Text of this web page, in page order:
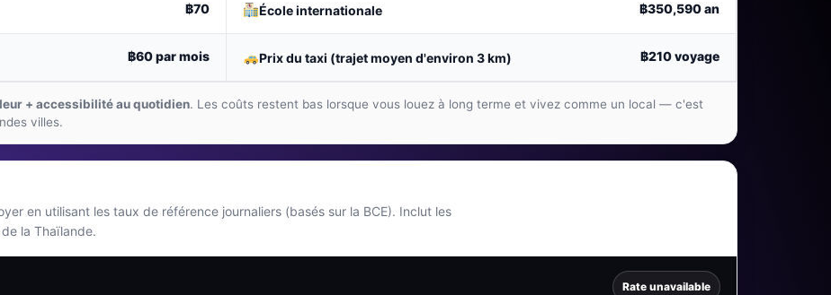
฿70
฿60par mois
École internationale ฿350,590an
Prix du taxi (trajet moyen d'environ 3 km) ฿210voyage
+ accessibilité au quotidien. Les coûts restent bas lorsque vous louez à long terme et vivez comme un local — c'est
villes.
en utilisant les taux de référence journaliers (basés sur la BCE). Inclut les
la Thaïlande.
Rate unavailable